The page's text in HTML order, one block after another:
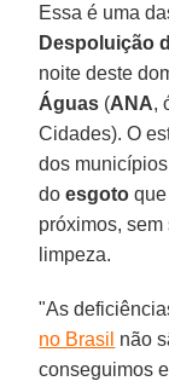
Essa é uma
Despoluição
noite deste
Águas (ANA,
Cidades). O
dos
doesgoto
próximos,
limpeza.
"As
no Brasil não
conseguimos